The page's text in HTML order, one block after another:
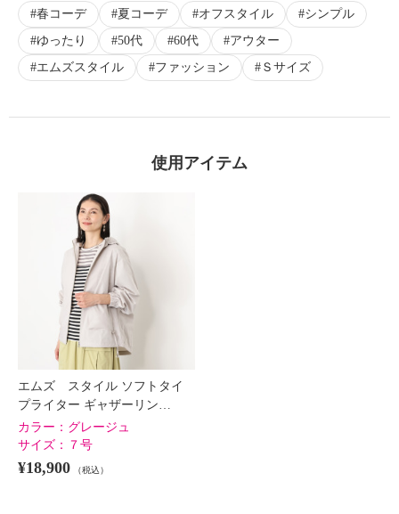
春コーデ 夏コーデ オフスタイル
シンプル
ゆったり
50代 60代
アウター
エムズスタイル
ファッション Ｓサイズ
使用アイテム
エムズ スタイル ソフトタイ
プライター ギャザーリン…
カラー： グレージュ
サイズ：
７号
¥18,900 （税込）